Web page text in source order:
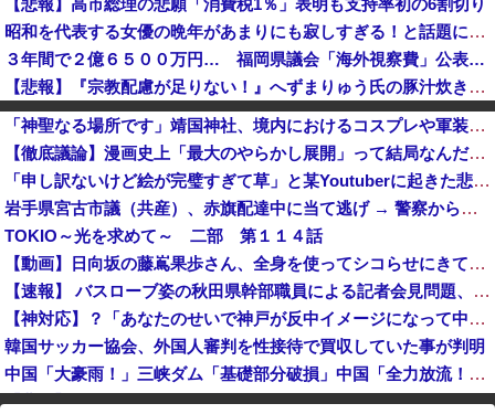
昭和を代表する女優の晩年があまりにも寂しすぎる！と話題に、自身の子供を餓死する寸前までネグレクトした挙句……
３年間で２億６５００万円… 福岡県議会「海外視察費」公表…
【悲報】『宗教配慮が足りない！』へずまりゅう氏の豚汁炊き出しに各所に苦情殺到 → へ「保健所も容認！問題なし！」ｗｗｗｗｗｗｗｗｗｗｗｗｗｗ
【恐怖】家族葬・一日葬なら安いという風潮、完全に嘘だった・・・・
【悲報】日本のマヨネーズが世界にバレる・・・
熊本県知事「報道に強い不満・苦情が寄せられている」→TBSの報道特集がまさにそれな件
「神聖なる場所です」靖国神社、境内におけるコスプレや軍装の禁止を発表！
【徹底議論】漫画史上「最大のやらかし展開」って結局なんだと思う？
「申し訳ないけど絵が完璧すぎて草」と某Youtuberに起きた悲劇に目撃者騒然、”映え”のために愛車をを停めて撮影していたら……
岩手県宮古市議（共産）、赤旗配達中に当て逃げ → 警察から連絡が来て宮古署を訪れ事情聴取
TOKIO～光を求めて～ 二部 第１１４話
【動画】日向坂の藤嶌果歩さん、全身を使ってシコらせにきてしまうｗｗｗｗｗｗ
【速報】 バスローブ姿の秋田県幹部職員による記者会見問題、ラブホテルからの参加だと特定「体調が優れなかったため...」とは何だったのか
【神対応】？「あなたのせいで神戸が反中イメージになって中国人が来なくなる！」 → 神戸市議「で？」www
韓国サッカー協会、外国人審判を性接待で買収していた事が判明
中国「大豪雨！」三峡ダム「基礎部分破損」中国「全力放流！」台風13号「中国上陸予測」台風15号「中国接近（画像」中国「台風同時上陸！（穀物生産が壊滅危機」→
【悲報】 中国、橋の欄干が強風一発で粉々に 鉄筋ゼロ 当局「接着剤でくっつけただけ」「正常で、品質問題はない」